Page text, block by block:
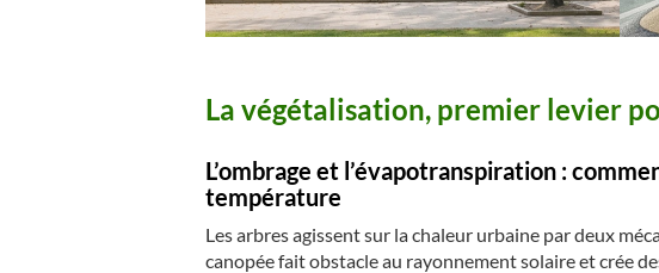
La végétalisation, premier levier
L’ombrage et l’évapotranspiration :
température
Les arbres agissent sur la chaleur urbaine par deux
canopée fait obstacle au rayonnement solaire et crée